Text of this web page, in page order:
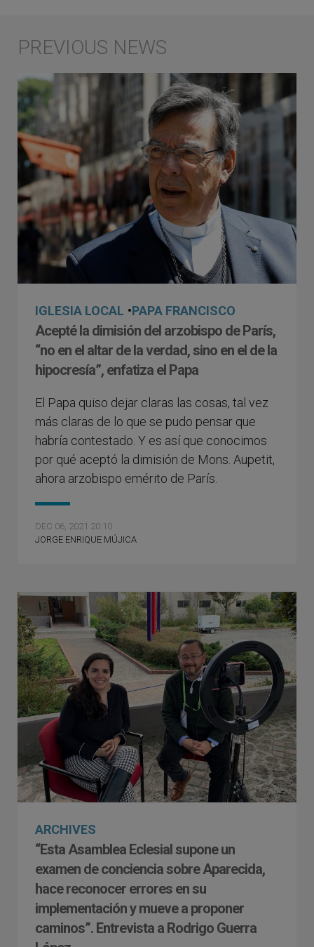
IGLESIA LOCAL •PAPA FRANCISCO
Acepté la dimisión del arzobispo de París,
“no en el altar de la verdad, sino en el de la
hipocresía”, enfatiza el Papa
El Papa quiso dejar claras las cosas, tal vez
más claras de lo que se pudo pensar que
habría contestado. Y es así que conocimos
por qué aceptó la dimisión de Mons. Aupetit,
ahora arzobispo emérito de París.
DEC 06, 2021 20:10
JORGE ENRIQUE MÚJICA
ARCHIVES
“Esta Asamblea Eclesial supone un
examen de conciencia sobre Aparecida,
hace reconocer errores en su
implementación y mueve a proponer
caminos”. Entrevista a Rodrigo Guerra